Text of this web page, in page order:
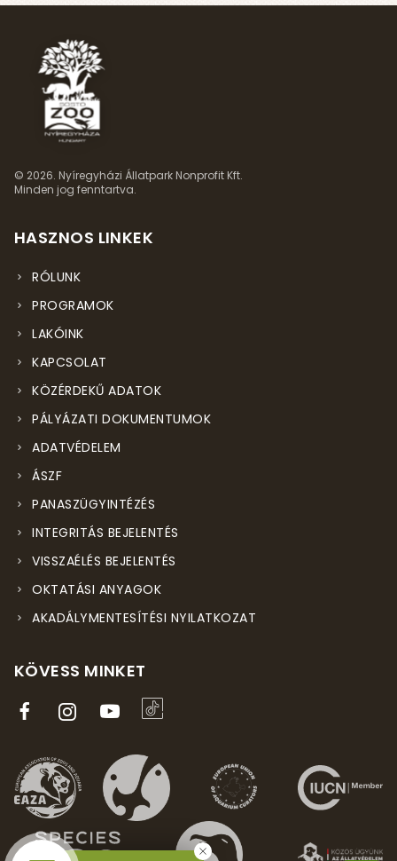
© 2026. Nyíregyházi Állatpark Nonprofit Kft.
Minden jog fenntartva.
HASZNOS LINKEK
RÓLUNK
PROGRAMOK
LAKÓINK
KAPCSOLAT
KÖZÉRDEKŰ ADATOK
PÁLYÁZATI DOKUMENTUMOK
ADATVÉDELEM
ÁSZF
PANASZÜGYINTÉZÉS
INTEGRITÁS BEJELENTÉS
VISSZAÉLÉS BEJELENTÉS
OKTATÁSI ANYAGOK
AKADÁLYMENTESÍTÉSI NYILATKOZAT
KÖVESS MINKET